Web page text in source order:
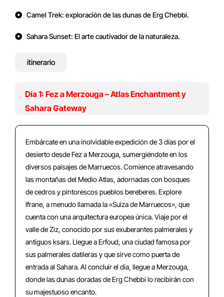
Camel Trek: exploración de las dunas de Erg Chebbi.
Sahara Sunset: El arte cautivador de la naturaleza.
itinerario
Día 1: Fez a Merzouga – Atlas Enchantment y
Sahara Gateway
Embárcate en una inolvidable expedición de 3 días por el
desierto desde Fez a Merzouga, sumergiéndote en los
diversos paisajes de Marruecos. Comience atravesando
las montañas del Medio Atlas, adornadas con bosques
de cedros y pintorescos pueblos bereberes. Explore
Ifrane, a menudo llamada la «Suiza de Marruecos», que
cuenta con una arquitectura europea única. Viaje por el
valle de Ziz, conocido por sus exuberantes palmerales y
antiguos ksars. Llegue a Erfoud, una ciudad famosa por
sus palmerales datileras y que sirve como puerta de
entrada al Sahara. Al concluir el día, llegue a Merzouga,
donde las dunas doradas de Erg Chebbi lo recibirán con
su majestuoso encanto.